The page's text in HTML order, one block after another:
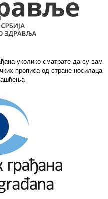
уколико сматрате да су вам
прописа од стране носилаца